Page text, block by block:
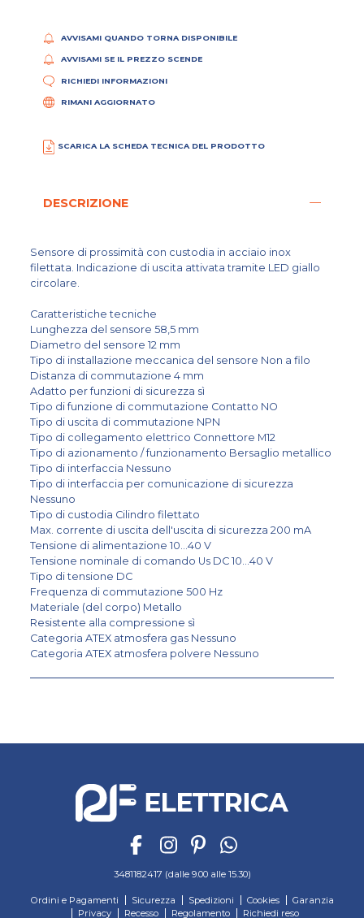
AVVISAMI QUANDO TORNA DISPONIBILE
AVVISAMI SE IL PREZZO SCENDE
RICHIEDI INFORMAZIONI
RIMANI AGGIORNATO
SCARICA LA SCHEDA TECNICA DEL PRODOTTO
DESCRIZIONE
Sensore di prossimità con custodia in acciaio inox
filettata. Indicazione di uscita attivata tramite LED giallo
circolare.
Caratteristiche tecniche
Lunghezza del sensore 58,5 mm
Diametro del sensore 12 mm
Tipo di installazione meccanica del sensore Non a filo
Distanza di commutazione 4 mm
Adatto per funzioni di sicurezza sì
Tipo di funzione di commutazione Contatto NO
Tipo di uscita di commutazione NPN
Tipo di collegamento elettrico Connettore M12
Tipo di azionamento / funzionamento Bersaglio metallico
Tipo di interfaccia Nessuno
Tipo di interfaccia per comunicazione di sicurezza
Nessuno
Tipo di custodia Cilindro filettato
Max. corrente di uscita dell'uscita di sicurezza 200 mA
Tensione di alimentazione 10...40 V
Tensione nominale di comando Us DC 10...40 V
Tipo di tensione DC
Frequenza di commutazione 500 Hz
Materiale (del corpo) Metallo
Resistente alla compressione sì
Categoria ATEX atmosfera gas Nessuno
Categoria ATEX atmosfera polvere Nessuno
3481182417 (dalle 9.00 alle 15.30)
Ordini e Pagamenti Sicurezza Spedizioni Cookies
Garanzia
Privacy
Recesso Regolamento Richiedi reso